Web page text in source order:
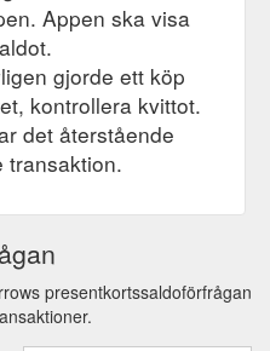
Appen ska visa
gjorde ett köp
kontrollera kvittot.
det återstående
transaktion.
presentkortssaldoförfrågan